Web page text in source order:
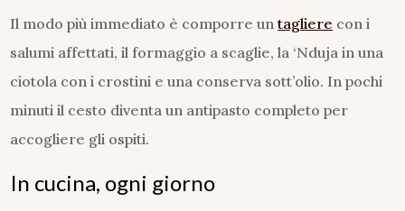
Il modo più immediato è comporre untagliere con i
salumi affettati, il formaggio a scaglie, la ‘Nduja in una
ciotola con i crostini e una conserva sott’olio. In pochi
minuti il cesto diventa un antipasto completo per
accogliere gli ospiti.
In cucina, ogni giorno